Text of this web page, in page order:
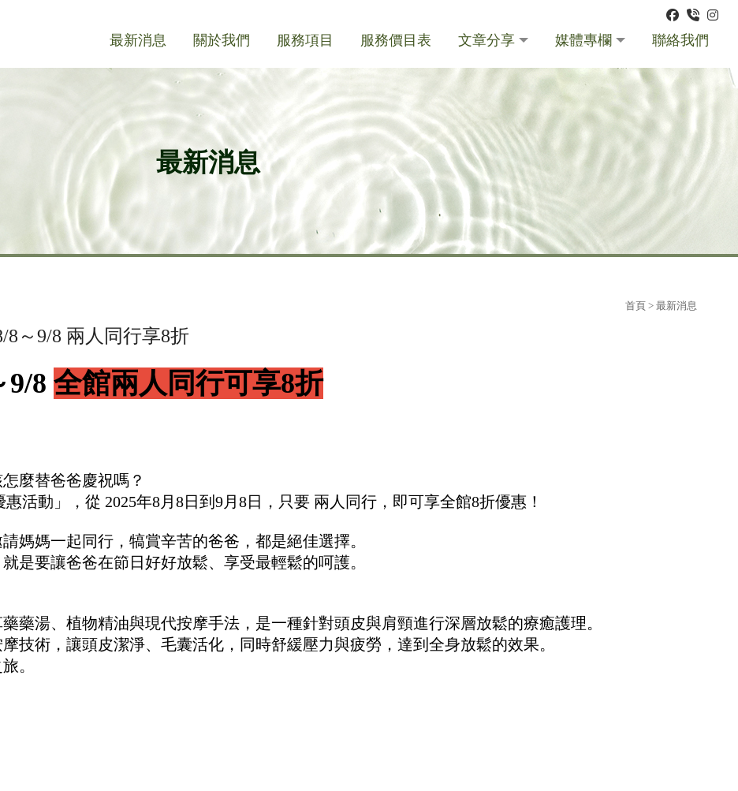
最新消息 關於我們 服務項目 服務價目表 文章分享 媒體專欄 聯絡我們
最新消息
首頁 > 最新消息
～9/8 兩人同行享8折
9/8 全館兩人同行可享8折
麼替爸爸慶祝嗎？
活動」，從 2025年8月8日到9月8日，只要 兩人同行，即可享全館8折優惠！
媽媽一起同行，犒賞辛苦的爸爸，都是絕佳選擇。
是要讓爸爸在節日好好放鬆、享受最輕鬆的呵護。
藥湯、植物精油與現代按摩手法，是一種針對頭皮與肩頸進行深層放鬆的療癒護理。
技術，讓頭皮潔淨、毛囊活化，同時舒緩壓力與疲勞，達到全身放鬆的效果。
。